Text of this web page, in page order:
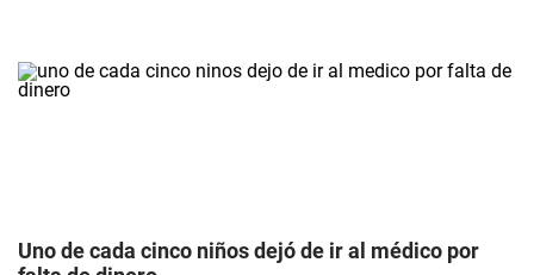
Uno de cada cinco niños dejó de ir al médico por